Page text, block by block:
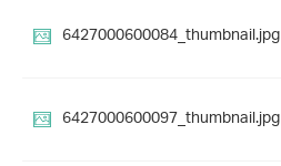
6427000600084_thumbnail.jpg
6427000600097_thumbnail.jpg